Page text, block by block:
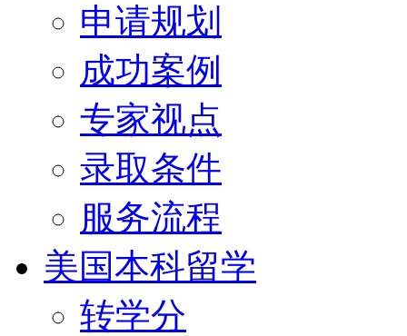
申请规划
成功案例
专家视点
录取条件
服务流程
美国本科留学
转学分